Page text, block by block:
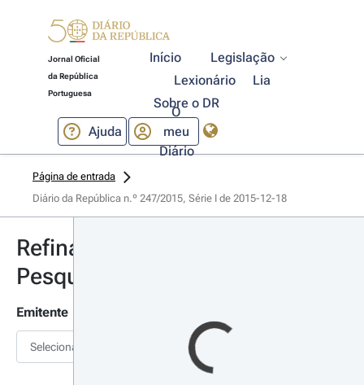
Jornal Oficial
da República
Portuguesa
Início
Legislação
Lexionário
Lia
Sobre o DR
Ajuda
O
meu
Diário
Página de entrada
Diário da República n.º 247/2015, Série I de 2015-12-18
Refinar
Pesquisa
Emitente
Selecionar